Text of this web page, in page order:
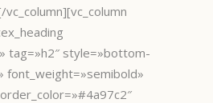
tag=»h2″ style=»bottom-
font_weight=»semibold»